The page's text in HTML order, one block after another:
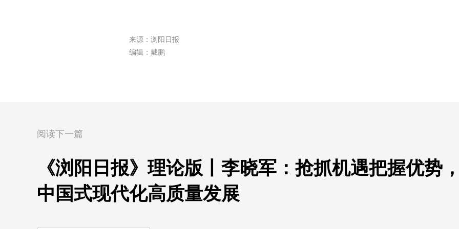
来源：浏阳日报
编辑：戴鹏
阅读下一篇
《浏阳日报》理论版丨李晓军：抢抓机遇把握优势
中国式现代化高质量发展